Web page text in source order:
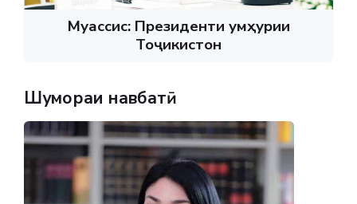
Муассис: Президенти Ҷумҳурии
Тоҷикистон
Шумораи навбатӣ